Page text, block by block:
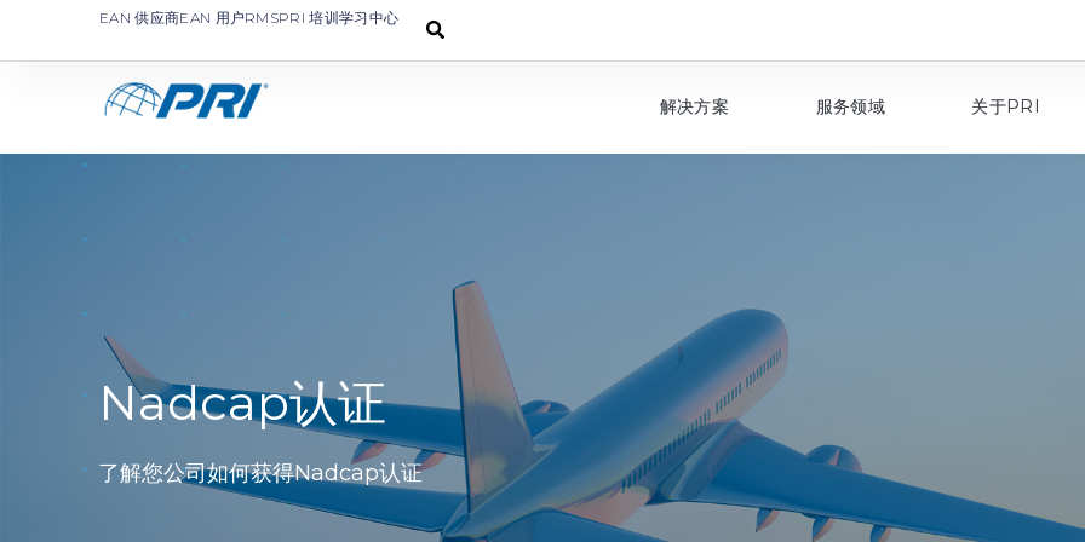
EAN 供应商EAN 用户RMSPRI 培训学习中心
解决方案 服务领域 关于PRI
Nadcap认证
了解您公司如何获得Nadcap认证